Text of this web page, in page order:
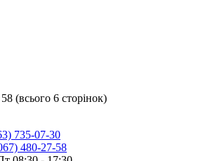
(всього 6 сторінок)
735-07-30
480-27-58